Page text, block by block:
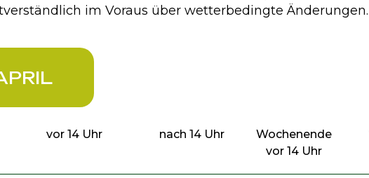
im Voraus über wetterbedingte Änderungen.
vor 14 Uhr nach 14 Uhr
Wochenende
vor 14 Uhr